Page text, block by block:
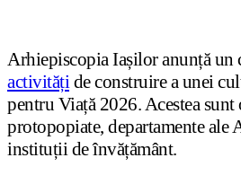
Arhiepiscopia Iașilor anunță un
activitățide construire a unei
pentru Viață 2026. Acestea
protopopiate, departamente ale
instituții de învățământ.